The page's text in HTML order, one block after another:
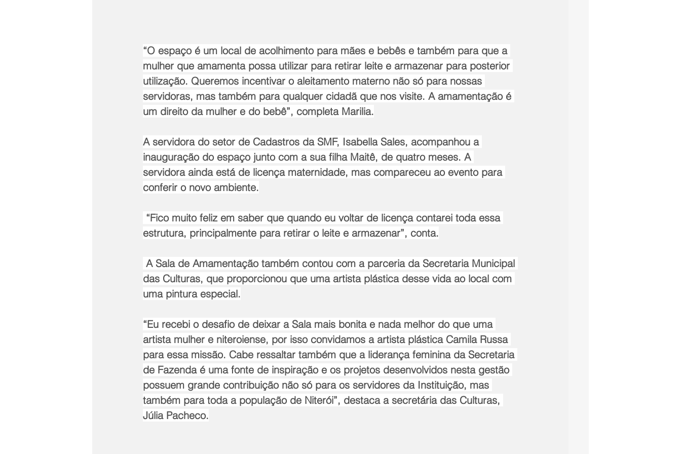
“O espaço é um local de acolhimento para mães e bebês e também para que a
mulher que amamenta possa utilizar para retirar leite e armazenar para posterior
utilização. Queremos incentivar o aleitamento materno não só para nossas
servidoras, mas também para qualquer cidadã que nos visite. A amamentação é
um direito da mulher e do bebê”, completa Marilia.
A servidora do setor de Cadastros da SMF, Isabella Sales, acompanhou a
inauguração do espaço junto com a sua filha Maitê, de quatro meses. A
servidora ainda está de licença maternidade, mas compareceu ao evento para
conferir o novo ambiente.
estrutura, principalmente para retirar o leite e armazenar”, conta.
das Culturas, que proporcionou que uma artista plástica desse vida ao local com
uma pintura especial.
“Eu recebi o desafio de deixar a Sala mais bonita e nada melhor do que uma
artista mulher e niteroiense, por isso convidamos a artista plástica Camila Russa
para essa missão. Cabe ressaltar também que a liderança feminina da Secretaria
de Fazenda é uma fonte de inspiração e os projetos desenvolvidos nesta gestão
possuem grande contribuição não só para os servidores da Instituição, mas
também para toda a população de Niterói”, destaca a secretária das Culturas,
Júlia Pacheco.